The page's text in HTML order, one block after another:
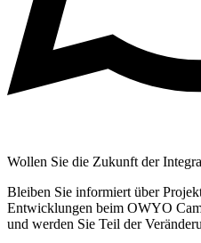
Wollen Sie die Zukunft der
Bleiben Sie informiert über
Entwicklungen beim OWYO
und werden Sie Teil der